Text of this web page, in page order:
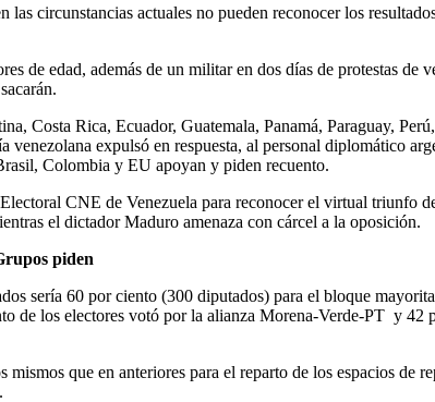
circunstancias actuales no pueden reconocer los
de edad, además de un militar en dos días de protestas de
Costa Rica, Ecuador, Guatemala, Panamá, Paraguay,
expulsó en respuesta, al personal diplomático
Colombia y EU apoyan y piden recuento.
CNE de Venezuela para reconocer el virtual triunfo
el dictador Maduro amenaza con cárcel a la oposición.
piden
sería 60 por ciento (300 diputados) para el bloque
de los electores votó por la alianza Morena-Verde-PT y
que en anteriores para el reparto de los espacios de